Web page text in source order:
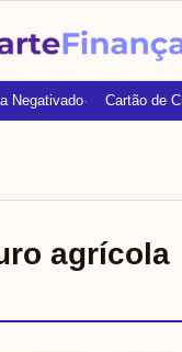
Negativado Cartão de
agrícola